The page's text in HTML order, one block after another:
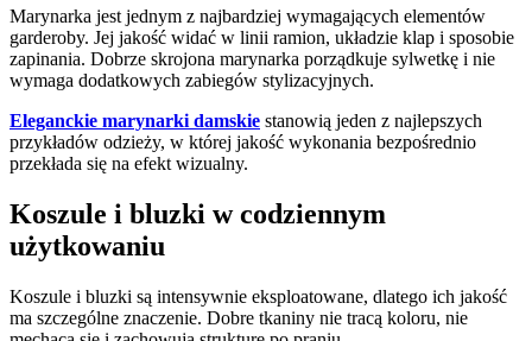
Marynarka jest jednym z najbardziej wymagających elementów
garderoby. Jej jakość widać w linii ramion, układzie klap i sposobie
zapinania. Dobrze skrojona marynarka porządkuje sylwetkę i nie
wymaga dodatkowych zabiegów stylizacyjnych.
Eleganckie marynarki damskie stanowią jeden z najlepszych
przykładów odzieży, w której jakość wykonania bezpośrednio
przekłada się na efekt wizualny.
Koszule i bluzki w codziennym
użytkowaniu
Koszule i bluzki są intensywnie eksploatowane, dlatego ich jakość
ma szczególne znaczenie. Dobre tkaniny nie tracą koloru, nie